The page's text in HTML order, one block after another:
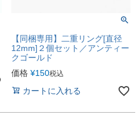
【同梱専用】二重リング[直径
12mm]２個セット／アンティー
クゴールド
価格 ¥150税込
カートに入れる